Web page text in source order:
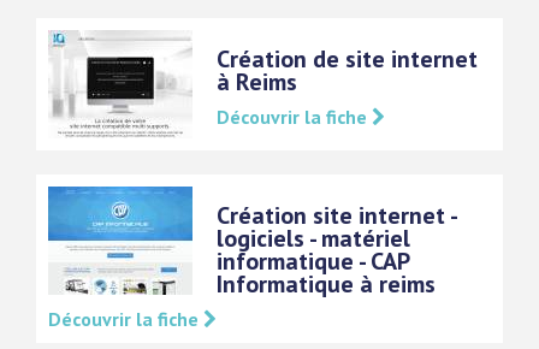
Création de site internet
à Reims
Découvrir la fiche
Création site internet -
logiciels - matériel
informatique - CAP
Informatique à reims
Découvrir la fiche